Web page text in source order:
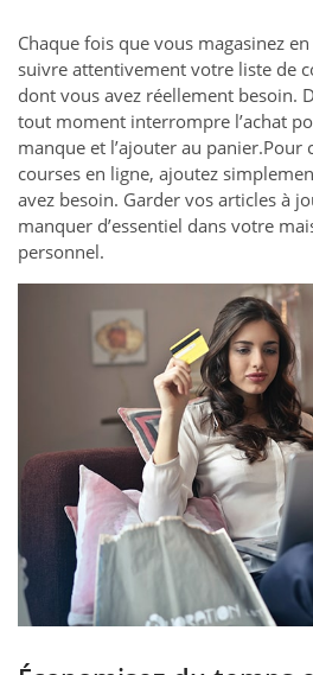
Chaque fois que vous magasinez
suivre attentivement votre liste de
dont vous avez réellement besoin.
tout moment interrompre l’achat
manque et l’ajouter au panier.Pour
courses en ligne, ajoutez
avez besoin. Garder vos articles à
manquer d’essentiel dans votre
personnel.